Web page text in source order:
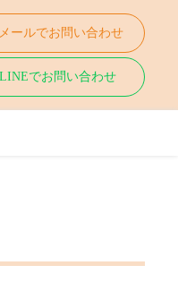
メールでお問い合わせ
LINEでお問い合わせ